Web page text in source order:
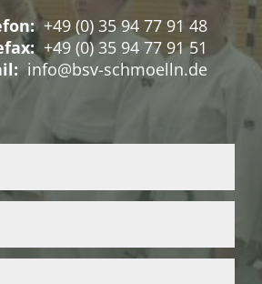
+49 (0) 35 94 77 91 48
+49 (0) 35 94 77 91 51
info@bsv-schmoelln.de